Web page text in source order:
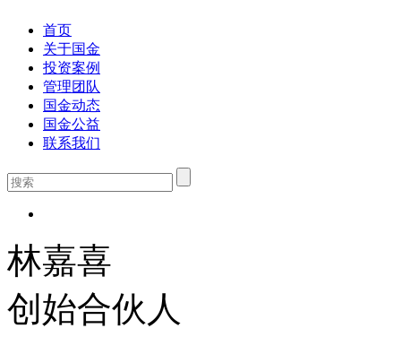
首页
关于国金
投资案例
管理团队
国金动态
国金公益
联系我们
林嘉喜
创始合伙人